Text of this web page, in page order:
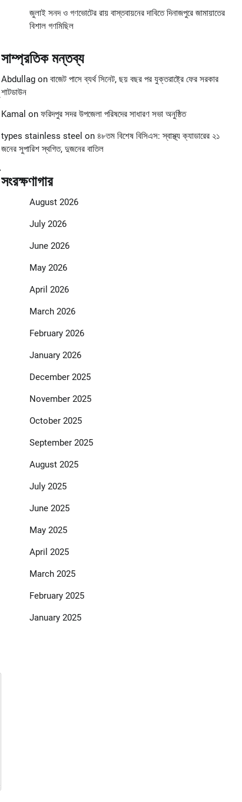
জুলাই সনদ ও গণভোটের রায় বাস্তবায়নের দাবিতে দিনাজপুরে জামায়াতের
বিশাল গণমিছিল
সাম্প্রতিক মন্তব্য
Abdullagon বাজেট পাসে ব্যর্থ সিনেট, ছয় বছর পর যুক্তরাষ্ট্রে ফের সরকার
শাটডাউন
Kamal on ফরিদপুর সদর উপজেলা পরিষদের সাধারণ সভা অনুষ্ঠিত
types stainless steel on ৪৮তম বিশেষ বিসিএস: স্বাস্থ্য ক্যাডারের ২১
জনের সুপারিশ স্থগিত, দুজনের বাতিল
সংরক্ষণাগার
August 2026
July 2026
June 2026
May 2026
April 2026
March 2026
February 2026
January 2026
December 2025
November 2025
October 2025
September 2025
August 2025
July 2025
June 2025
May 2025
April 2025
March 2025
February 2025
January 2025